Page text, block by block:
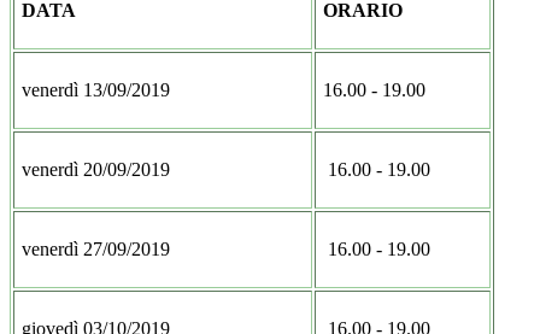
DATA ORARIO
venerdì 13/09/2019 16.00 - 19.00
venerdì 20/09/2019 16.00 - 19.00
venerdì 27/09/2019 16.00 - 19.00
giovedì 03/10/2019 16.00 - 19.00